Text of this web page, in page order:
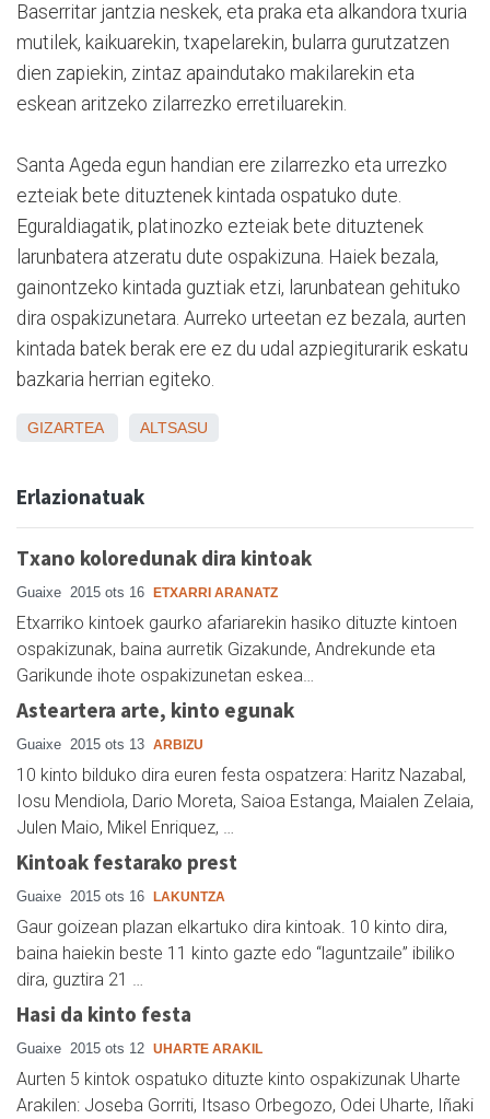
Baserritar jantzia neskek, eta praka eta alkandora txuria
mutilek, kaikuarekin, txapelarekin, bularra gurutzatzen
dien zapiekin, zintaz apaindutako makilarekin eta
eskean aritzeko zilarrezko erretiluarekin.
Santa Ageda egun handian ere zilarrezko eta urrezko
ezteiak bete dituztenek kintada ospatuko dute.
Eguraldiagatik, platinozko ezteiak bete dituztenek
larunbatera atzeratu dute ospakizuna. Haiek bezala,
gainontzeko kintada guztiak etzi, larunbatean gehituko
dira ospakizunetara. Aurreko urteetan ez bezala, aurten
kintada batek berak ere ez du udal azpiegiturarik eskatu
bazkaria herrian egiteko.
GIZARTEA ALTSASU
Erlazionatuak
Txano koloredunak dira kintoak
Guaixe 2015 ots 16 ETXARRI ARANATZ
Etxarriko kintoek gaurko afariarekin hasiko dituzte kintoen
ospakizunak, baina aurretik Gizakunde, Andrekunde eta
Garikunde ihote ospakizunetan eskea…
Asteartera arte, kinto egunak
Guaixe 2015 ots 13 ARBIZU
10 kinto bilduko dira euren festa ospatzera: Haritz Nazabal,
Iosu Mendiola, Dario Moreta, Saioa Estanga, Maialen Zelaia,
Julen Maio, Mikel Enriquez, …
Kintoak festarako prest
Guaixe 2015 ots 16 LAKUNTZA
Gaur goizean plazan elkartuko dira kintoak. 10 kinto dira,
baina haiekin beste 11 kinto gazte edo “laguntzaile” ibiliko
dira, guztira 21 …
Hasi da kinto festa
Guaixe 2015 ots 12 UHARTE ARAKIL
Aurten 5 kintok ospatuko dituzte kinto ospakizunak Uharte
Arakilen: Joseba Gorriti, Itsaso Orbegozo, Odei Uharte, Iñaki